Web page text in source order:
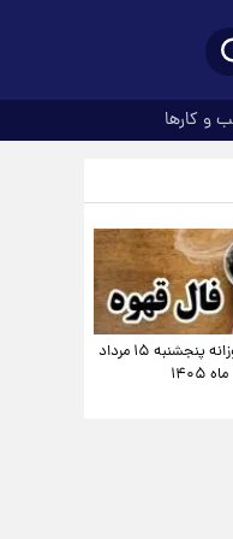
و کارها
فال قهوه روزانه پنجشنبه ۱۵ مرداد
ماه ۱۴۰۵